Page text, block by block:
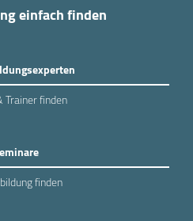
einfach finden
Trainer finden
finden